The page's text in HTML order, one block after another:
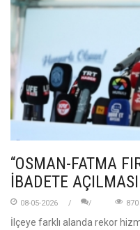
“OSMAN-FATMA
İBADETE
08-05-2026 870
İlçeye farklı alanda rekor